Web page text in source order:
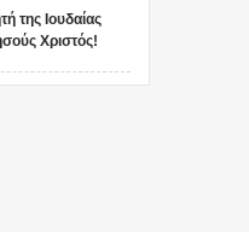
της Ιουδαίας
Χριστός!